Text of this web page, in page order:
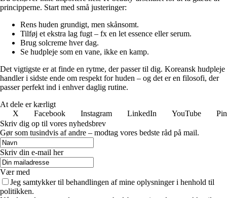
principperne. Start med små justeringer:
Rens huden grundigt, men skånsomt.
Tilføj et ekstra lag fugt – fx en let essence eller serum.
Brug solcreme hver dag.
Se hudpleje som en vane, ikke en kamp.
Det vigtigste er at finde en rytme, der passer til dig. Koreansk hudpleje
handler i sidste ende om respekt for huden – og det er en filosofi, der
passer perfekt ind i enhver daglig rutine.
At dele er kærligt
X
Facebook Instagram LinkedIn YouTube
Skriv dig op til vores nyhedsbrev
Gør som tusindvis af andre – modtag vores bedste råd på mail.
Skriv din e-mail her
Vær med
Jeg samtykker til behandlingen af mine oplysninger i henhold til
politikken.